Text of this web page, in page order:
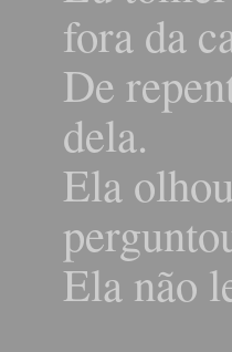
fora da
De
dela.
Ela
Ela não